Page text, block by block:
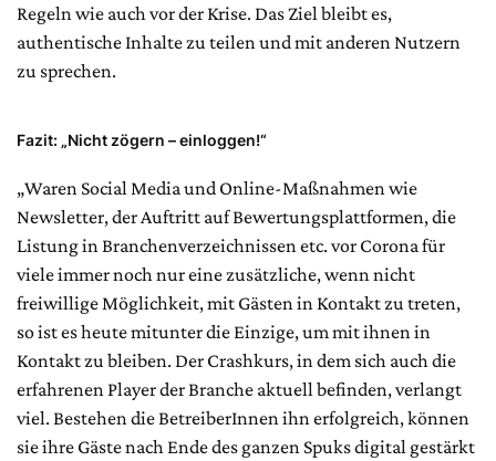
Regeln wie auch vor der Krise. Das Ziel bleibt es,
authentische Inhalte zu teilen und mit anderen Nutzern
zu sprechen.
Fazit: „Nicht zögern – einloggen!“
„Waren Social Media und Online-Maßnahmen wie
Newsletter, der Auftritt auf Bewertungsplattformen, die
Listung in Branchenverzeichnissen etc. vor Corona für
viele immer noch nur eine zusätzliche, wenn nicht
freiwillige Möglichkeit, mit Gästen in Kontakt zu treten,
so ist es heute mitunter die Einzige, um mit ihnen in
Kontakt zu bleiben. Der Crashkurs, in dem sich auch die
erfahrenen Player der Branche aktuell befinden, verlangt
viel. Bestehen die BetreiberInnen ihn erfolgreich, können
sie ihre Gäste nach Ende des ganzen Spuks digital gestärkt